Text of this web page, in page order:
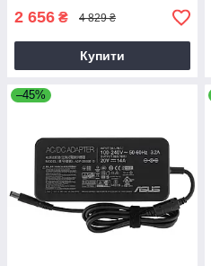
2 656 ₴ 4 829 ₴
Купити
–45%